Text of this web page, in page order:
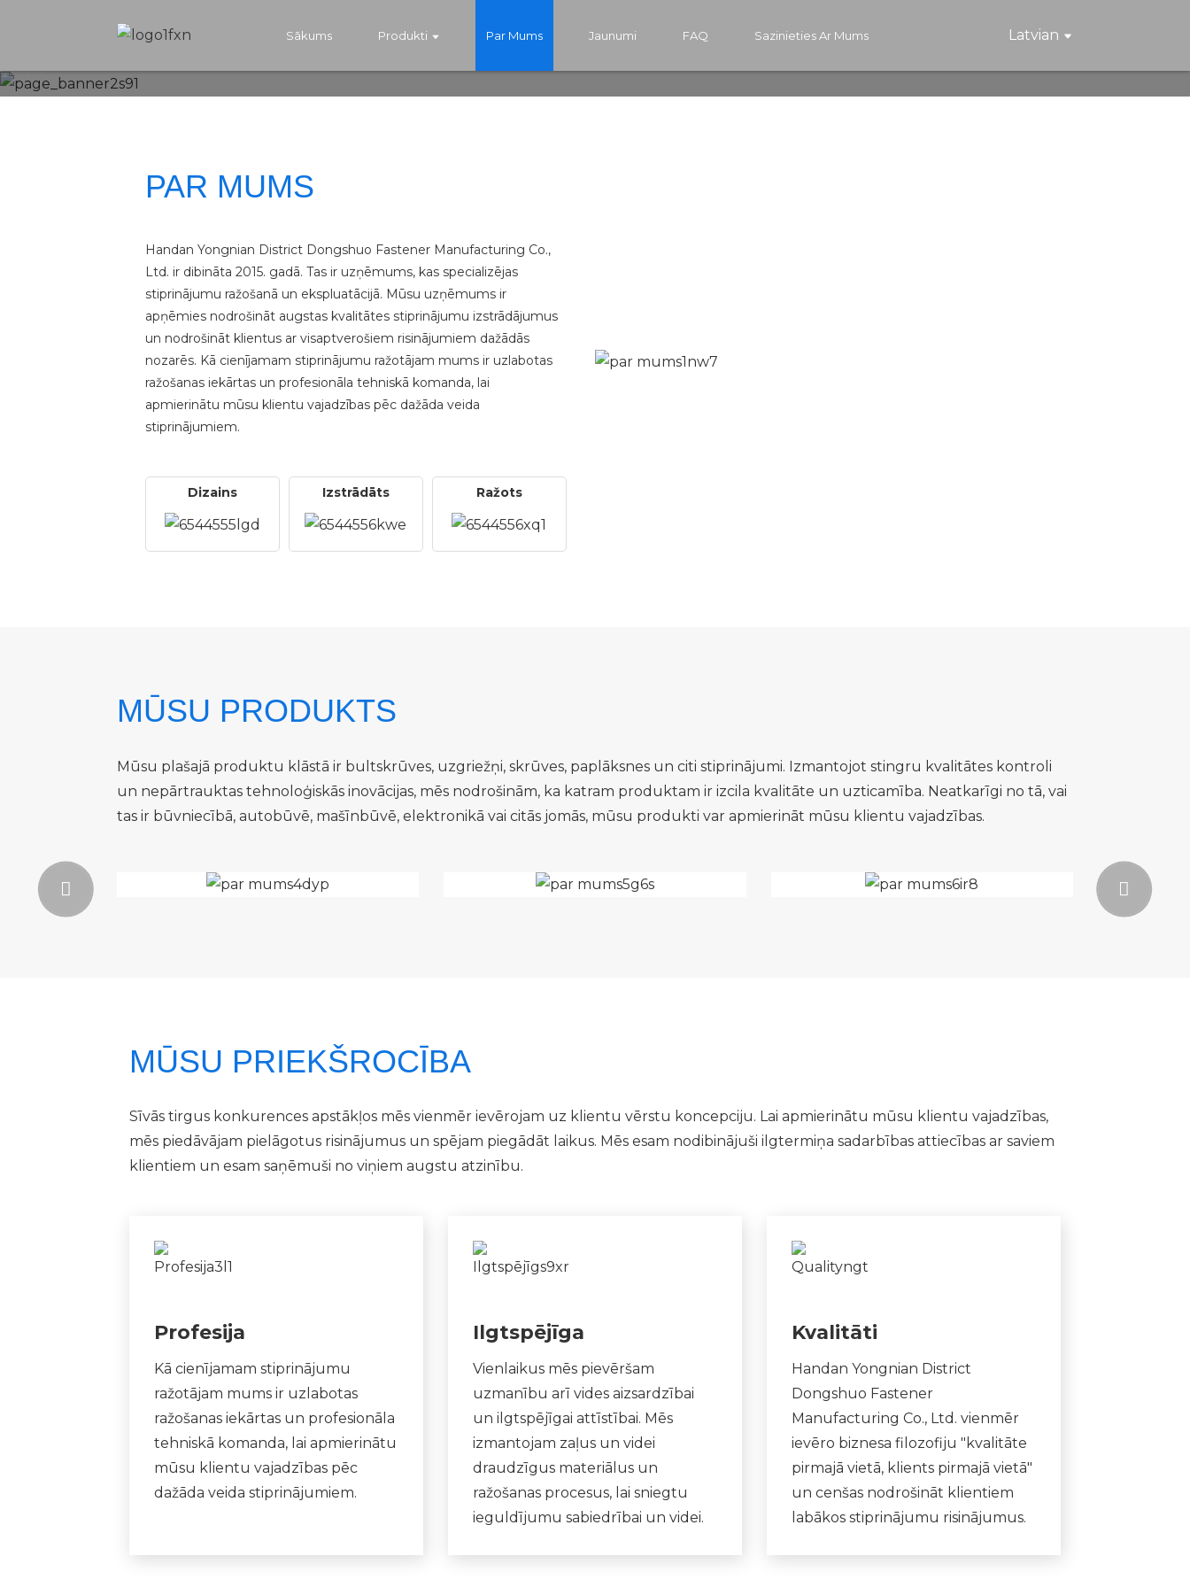
Sākums Produkti Par Mums Jaunumi FAQ Sazinieties Ar Mums Latvian
PAR MUMS
Handan Yongnian District Dongshuo Fastener Manufacturing Co.,
Ltd. ir dibināta 2015. gadā. Tas ir uzņēmums, kas specializējas
stiprinājumu ražošanā un ekspluatācijā. Mūsu uzņēmums ir
apņēmies nodrošināt augstas kvalitātes stiprinājumu izstrādājumus
un nodrošināt klientus ar visaptverošiem risinājumiem dažādās
nozarēs. Kā cienījamam stiprinājumu ražotājam mums ir uzlabotas
ražošanas iekārtas un profesionāla tehniskā komanda, lai
apmierinātu mūsu klientu vajadzības pēc dažāda veida
stiprinājumiem.
Dizains Izstrādāts Ražots
MŪSU PRODUKTS
Mūsu plašajā produktu klāstā ir bultskrūves, uzgriežņi, skrūves, paplāksnes un citi stiprinājumi. Izmantojot stingru kvalitātes kontroli
un nepārtrauktas tehnoloģiskās inovācijas, mēs nodrošinām, ka katram produktam ir izcila kvalitāte un uzticamība. Neatkarīgi no tā, vai
tas ir būvniecībā, autobūvē, mašīnbūvē, elektronikā vai citās jomās, mūsu produkti var apmierināt mūsu klientu vajadzības.
MŪSU PRIEKŠROCĪBA
Sīvās tirgus konkurences apstākļos mēs vienmēr ievērojam uz klientu vērstu koncepciju. Lai apmierinātu mūsu klientu vajadzības,
mēs piedāvājam pielāgotus risinājumus un spējam piegādāt laikus. Mēs esam nodibinājuši ilgtermiņa sadarbības attiecības ar saviem
klientiem un esam saņēmuši no viņiem augstu atzinību.
Profesija
Kā cienījamam stiprinājumu
ražotājam mums ir uzlabotas
ražošanas iekārtas un profesionāla
tehniskā komanda, lai apmierinātu
mūsu klientu vajadzības pēc
dažāda veida stiprinājumiem.
Ilgtspējīga
Vienlaikus mēs pievēršam
uzmanību arī vides aizsardzībai
un ilgtspējīgai attīstībai. Mēs
izmantojam zaļus un videi
draudzīgus materiālus un
ražošanas procesus, lai sniegtu
ieguldījumu sabiedrībai un videi.
Kvalitāti
Handan Yongnian District
Dongshuo Fastener
Manufacturing Co., Ltd. vienmēr
ievēro biznesa filozofiju "kvalitāte
pirmajā vietā, klients pirmajā vietā"
un cenšas nodrošināt klientiem
labākos stiprinājumu risinājumus.